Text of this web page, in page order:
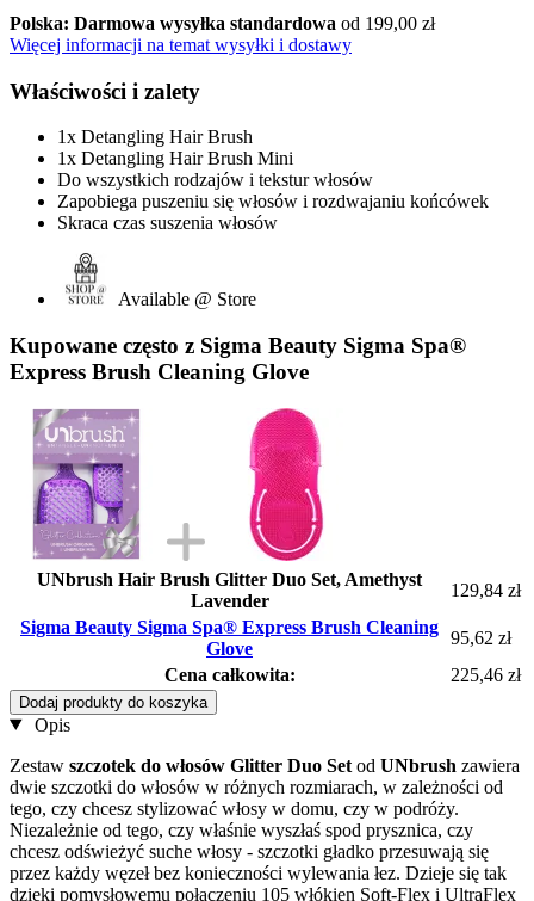
Polska: Darmowa wysyłka standardowa od 199,00 zł
Więcej informacji na temat wysyłki i dostawy
Właściwości i zalety
1x Detangling Hair Brush
1x Detangling Hair Brush Mini
Do wszystkich rodzajów i tekstur włosów
Zapobiega puszeniu się włosów i rozdwajaniu końcówek
Skraca czas suszenia włosów
Available @ Store
Kupowane często z Sigma Beauty Sigma Spa®
Express Brush Cleaning Glove
UNbrush Hair Brush Glitter Duo Set, Amethyst
Lavender
129,84 zł
Sigma Beauty Sigma Spa® Express Brush Cleaning
Glove
95,62 zł
Cena całkowita:
225,46 zł
Dodaj produkty do koszyka
Opis
Zestaw szczotek do włosów Glitter Duo Set od UNbrush zawiera
dwie szczotki do włosów w różnych rozmiarach, w zależności od
tego, czy chcesz stylizować włosy w domu, czy w podróży.
Niezależnie od tego, czy właśnie wyszłaś spod prysznica, czy
chcesz odświeżyć suche włosy - szczotki gładko przesuwają się
przez każdy węzeł bez konieczności wylewania łez. Dzieje się tak
dzięki pomysłowemu połączeniu 105 włókien Soft-Flex i UltraFlex